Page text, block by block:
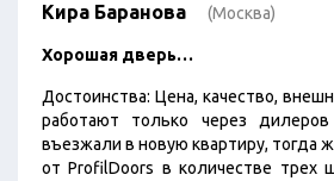
Кира Баранова (Москва)
Хорошая дверь…
Достоинства: Цена, качество,
работают только через
въезжали в новую квартиру, тогда
от ProfilDoors в количестве трех